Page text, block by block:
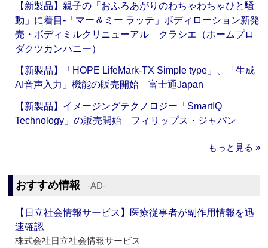
【新製品】親子の「おふろあがりのわちゃわちゃひと騒
動」に着目‐「マー＆ミー ラッテ」ボディローション新発
売・ボディミルクリニューアル クラシエ（ホームプロ
ダクツカンパニー）
【新製品】「HOPE LifeMark-TX Simple type」、「生成
AI音声入力」機能の販売開始 富士通Japan
【新製品】イメージングテクノロジー「SmartIQ
Technology」の販売開始 フィリップス・ジャパン
もっと見る »
おすすめ情報 ‐AD‐
【日立社会情報サービス】医療従事者が副作用情報を迅
速確認
株式会社日立社会情報サービス